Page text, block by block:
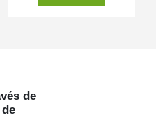
de